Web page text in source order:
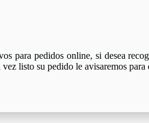
para pedidos online, si desea
listo su pedido le avisaremos para